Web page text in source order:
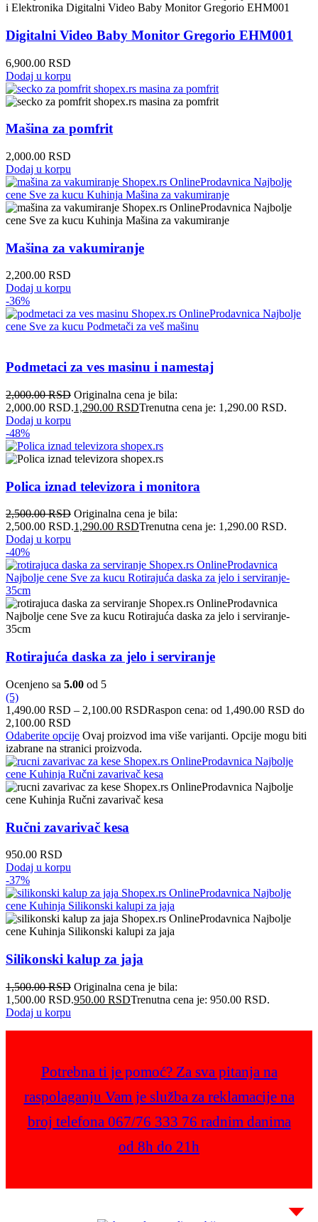
Digitalni Video Baby Monitor Gregorio EHM001
6,900.00 RSD
Dodaj u korpu
Mašina za pomfrit
2,000.00 RSD
Dodaj u korpu
Mašina za vakumiranje
2,200.00 RSD
Dodaj u korpu
-36%
Podmetaci za ves masinu i namestaj
2,000.00RSD Originalna cena je bila:
2,000.00 RSD.1,290.00 RSDTrenutna cena je: 1,290.00 RSD.
Dodaj u korpu
-48%
Polica iznad televizora i monitora
2,500.00RSD Originalna cena je bila:
2,500.00 RSD.1,290.00 RSDTrenutna cena je: 1,290.00 RSD.
Dodaj u korpu
-40%
Rotirajuća daska za jelo i serviranje
Ocenjeno sa 5.00 od 5
(5)
1,490.00 RSD – 2,100.00 RSDRaspon cena: od 1,490.00 RSD do
2,100.00 RSD
Odaberite opcije Ovaj proizvod ima više varijanti. Opcije mogu biti
izabrane na stranici proizvoda.
Ručni zavarivač kesa
950.00 RSD
Dodaj u korpu
-37%
Silikonski kalup za jaja
1,500.00RSD Originalna cena je bila:
1,500.00 RSD.950.00 RSDTrenutna cena je: 950.00 RSD.
Dodaj u korpu
Potrebna ti je pomoć? Za sva pitanja na
raspolaganju Vam je služba za reklamacije na
broj telefona 067/76 333 76 radnim danima
od 8h do 21h